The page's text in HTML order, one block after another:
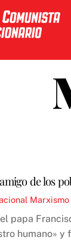
de los
papa
humano» y